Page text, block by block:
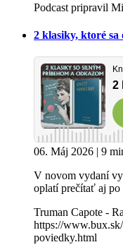
Podcast pripravil
2 klasiky, ktoré
06. Máj 2026 | 9
V novom vydaní
oplatí prečítať aj po
Truman Capote -
https://
poviedky.html